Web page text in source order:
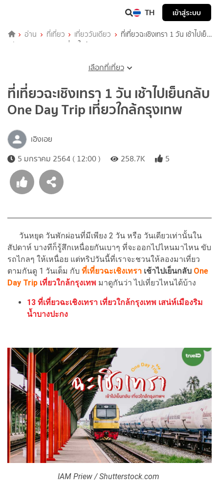
TH เข้าสู่ระบบ
อ่าน ที่เที่ยว เที่ยววันเดียว
ที่เที่ยวฉะเชิงเทรา 1 วัน เช้าไปเย็น
กลับ One Day Trip เที่ยวใกล้กรุงเทพ
เลือกที่เที่ยว
ที่เที่ยวฉะเชิงเทรา 1 วัน เช้าไปเย็นกลับ
One Day Trip เที่ยวใกล้กรุงเทพ
เอิงเอย
5 มกราคม 2564 ( 12:00 )
258.7K 5
วันหยุด วันพักผ่อนที่มีเพียง 2 วัน หรือ วันเดียวเท่านั้นใน
สัปดาห์ บางทีก็รู้สึกเหนื่อยกันเบาๆ ที่จะออกไปไหนมาไหน ขับ
รถไกลๆ ให้เหนื่อย แต่ทริปวันนี้ที่เราจะชวนให้ลองมาเที่ยว
ตามกันดู 1 วันเต็ม กับ ที่เที่ยวฉะเชิงเทรา เช้าไปเย็นกลับ One
Day Trip เที่ยวใกล้กรุงเทพ มาดูกันว่า ไปเที่ยวไหนได้บ้าง
13 ที่เที่ยวฉะเชิงเทรา เที่ยวใกล้กรุงเทพ เสน่ห์เมืองริม
น้ำบางปะกง
IAM Priew / Shutterstock.com